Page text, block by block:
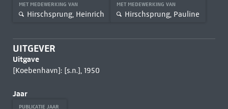
MET MEDEWERKING VAN
Hirschsprung, Heinrich
MET MEDEWERKING VAN
Hirschsprung, Pauline
UITGEVER
Uitgave
[Koebenhavn]: [s.n.], 1950
Jaar
PUBLICATIE JAAR